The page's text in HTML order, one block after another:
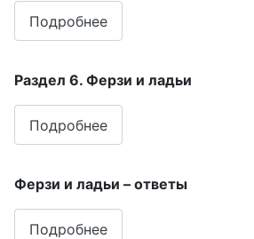
Подробнее
Раздел 6. Ферзи и ладьи
Подробнее
Ферзи и ладьи – ответы
Подробнее